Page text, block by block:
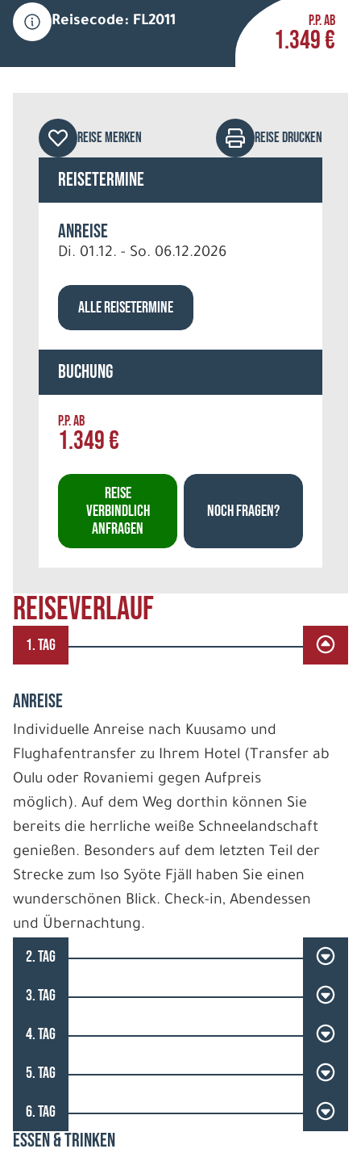
Reisecode: FL2011 P.P. AB
1.349 €
REISEVERLAUF
1. TAG
ANREISE
Individuelle Anreise nach Kuusamo und
Flughafentransfer zu Ihrem Hotel (Transfer ab
Oulu oder Rovaniemi gegen Aufpreis
möglich). Auf dem Weg dorthin können Sie
bereits die herrliche weiße Schneelandschaft
genießen. Besonders auf dem letzten Teil der
Strecke zum Iso Syöte Fjäll haben Sie einen
wunderschönen Blick. Check-in, Abendessen
und Übernachtung.
2. TAG
3. TAG
4. TAG
5. TAG
6. TAG
ESSEN & TRINKEN
REISE MERKEN REISE DRUCKEN
Reisetermine
Anreise
Di. 01.12. - So. 06.12.2026
ALLE REISETERMINE
Buchung
P.P. AB
1.349 €
REISE
VERBINDLICH
ANFRAGEN
NOCH FRAGEN?